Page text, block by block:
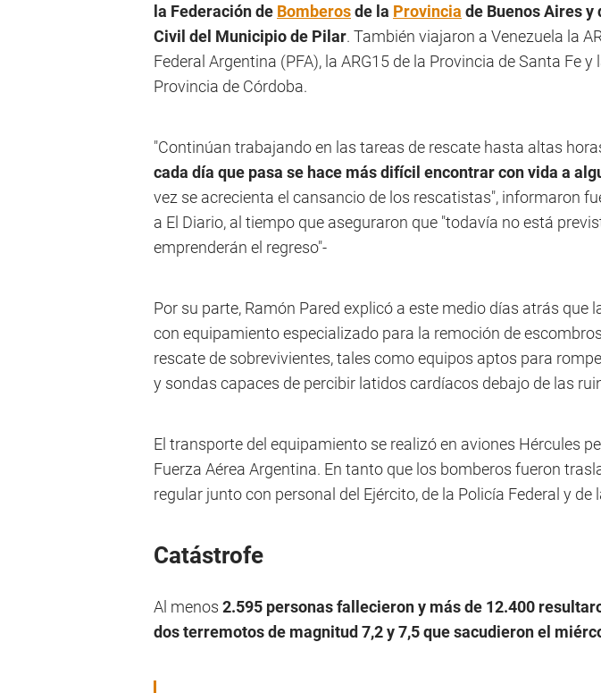
la Federación de Bomberosde la Provincia de Buenos Aires y
Civil del Municipio de Pilar. También viajaron a Venezuela la
Federal Argentina (PFA), la ARG15 de la Provincia de Santa Fe y
Provincia de Córdoba.
"Continúan trabajando en las tareas de rescate hasta altas
cada día que pasa se hace más difícil encontrar con vida a
vez se acrecienta el cansancio de los rescatistas", informaron
a El Diario, al tiempo que aseguraron que "todavía no está
emprenderán el regreso"-
Por su parte, Ramón Pared explicó a este medio días atrás que
con equipamiento especializado para la remoción de
rescate de sobrevivientes, tales como equipos aptos para
y sondas capaces de percibir latidos cardíacos debajo de las
El transporte del equipamiento se realizó en aviones Hércules
Fuerza Aérea Argentina. En tanto que los bomberos fueron
regular junto con personal del Ejército, de la Policía Federal y de
Catástrofe
Al menos 2.595 personas fallecieron y más de 12.400
dos terremotos de magnitud 7,2 y 7,5 que sacudieron el